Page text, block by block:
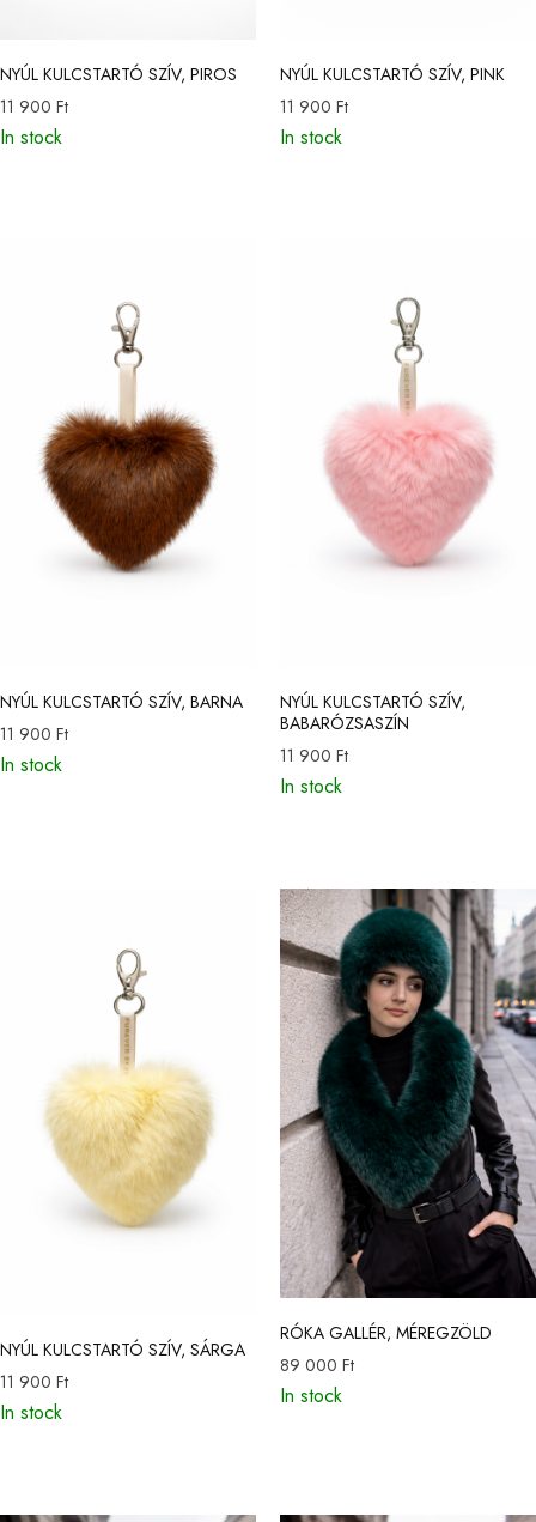
NYÚL KULCSTARTÓ SZÍV, PIROS
11 900 Ft
In stock
NYÚL KULCSTARTÓ SZÍV, PINK
11 900 Ft
In stock
NYÚL KULCSTARTÓ SZÍV, BARNA
11 900 Ft
In stock
NYÚL KULCSTARTÓ SZÍV,
BABARÓZSASZÍN
11 900 Ft
In stock
NYÚL KULCSTARTÓ SZÍV, SÁRGA
11 900 Ft
In stock
RÓKA GALLÉR, MÉREGZÖLD
89 000 Ft
In stock